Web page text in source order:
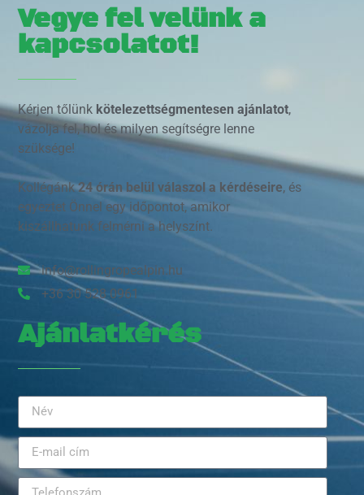
Vegye fel velünk a
kapcsolatot!
Kérjen tőlünk kötelezettségmentesen ajánlatot,
vázolja fel, hol és milyen segítségre lenne
szüksége!
Kollégánk24 órán belül válaszol a kérdéseire, és
egyeztet Önnel egy időpontot, amikor
kiszállhatunk felmérni a helyszínt.
info@rollingropealpin.hu
+36 30 528 0961
Ajánlatkérés